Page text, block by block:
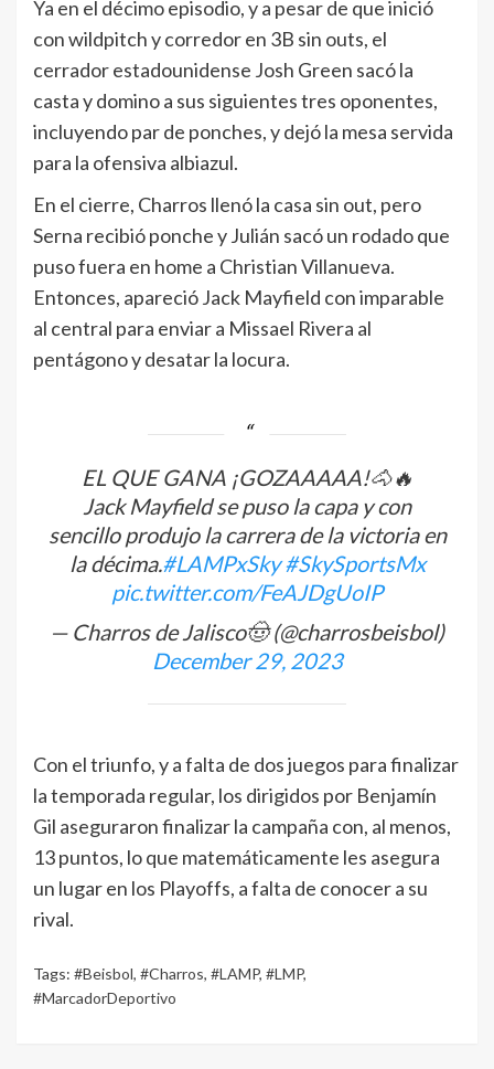
Ya en el décimo episodio, y a pesar de que inició
con wildpitch y corredor en 3B sin outs, el
cerrador estadounidense Josh Green sacó la
casta y domino a sus siguientes tres oponentes,
incluyendo par de ponches, y dejó la mesa servida
para la ofensiva albiazul.
En el cierre, Charros llenó la casa sin out, pero
Serna recibió ponche y Julián sacó un rodado que
puso fuera en home a Christian Villanueva.
Entonces, apareció Jack Mayfield con imparable
al central para enviar a Missael Rivera al
pentágono y desatar la locura.
EL QUE GANA ¡GOZAAAAA!🐴🔥
Jack Mayfield se puso la capa y con
sencillo produjo la carrera de la victoria en
la décima.#LAMPxSky #SkySportsMx
pic.twitter.com/FeAJDgUoIP
— Charros de Jalisco🤠 (@charrosbeisbol)
December 29, 2023
Con el triunfo, y a falta de dos juegos para finalizar
la temporada regular, los dirigidos por Benjamín
Gil aseguraron finalizar la campaña con, al menos,
13 puntos, lo que matemáticamente les asegura
un lugar en los Playoffs, a falta de conocer a su
rival.
Tags: #Beisbol, #Charros, #LAMP, #LMP,
#MarcadorDeportivo